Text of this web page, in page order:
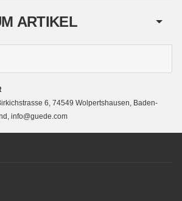
ARTIKEL
6, 74549 Wolpertshausen, Baden-
info@guede.com